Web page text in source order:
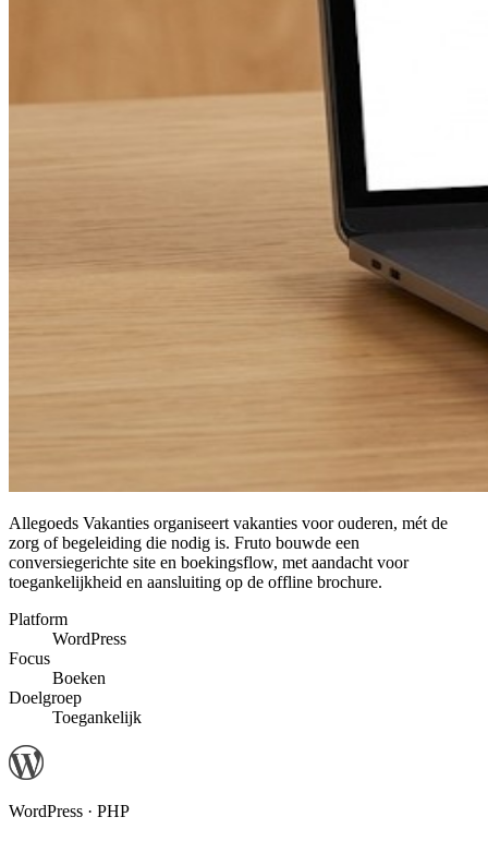
Allegoeds Vakanties organiseert vakanties voor ouderen, mét de
zorg of begeleiding die nodig is. Fruto bouwde een
conversiegerichte site en boekingsflow, met aandacht voor
toegankelijkheid en aansluiting op de offline brochure.
Platform
WordPress
Focus
Boeken
Doelgroep
Toegankelijk
WordPress · PHP